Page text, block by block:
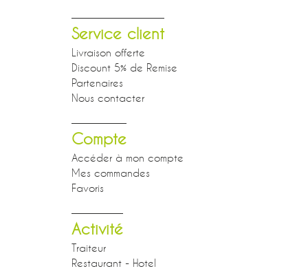
Service client
Livraison offerte
Discount 5% de Remise
Partenaires
Nous contacter
Compte
Accéder à mon compte
Mes commandes
Favoris
Activité
Traiteur
Restaurant - Hotel